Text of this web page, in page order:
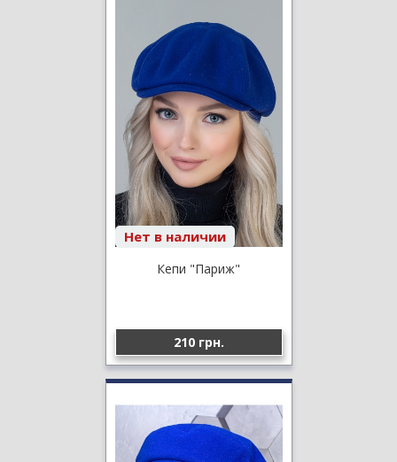
Нет в наличии
Кепи "Париж"
210 грн.